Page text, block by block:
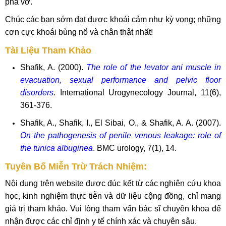
Chúc các bạn sớm đạt được khoái cảm như kỳ vọng; những
cơn cực khoái bùng nổ và chân thật nhất!
Tài Liệu Tham Khảo
Shafik, A. (2000). The role of the levator ani muscle in
evacuation, sexual performance and pelvic floor
disorders. International Urogynecology Journal, 11(6),
361-376.
Shafik, A., Shafik, I., El Sibai, O., & Shafik, A. A. (2007).
On the pathogenesis of penile venous leakage: role of
the tunica albuginea. BMC urology, 7(1), 14.
Tuyên Bố Miễn Trừ Trách Nhiệm:
Nội dung trên website được đúc kết từ các nghiên cứu khoa
học, kinh nghiệm thực tiễn và dữ liệu cộng đồng, chỉ mang
giá trị tham khảo. Vui lòng tham vấn bác sĩ chuyên khoa để
nhận được các chỉ định y tế chính xác và chuyên sâu.